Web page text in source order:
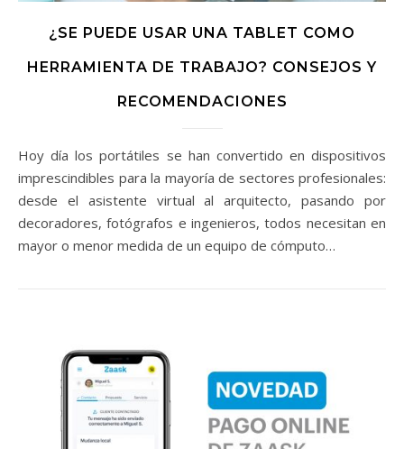
¿SE PUEDE USAR UNA TABLET COMO
HERRAMIENTA DE TRABAJO? CONSEJOS Y
RECOMENDACIONES
Hoy día los portátiles se han convertido en dispositivos
imprescindibles para la mayoría de sectores profesionales:
desde el asistente virtual al arquitecto, pasando por
decoradores, fotógrafos e ingenieros, todos necesitan en
mayor o menor medida de un equipo de cómputo…